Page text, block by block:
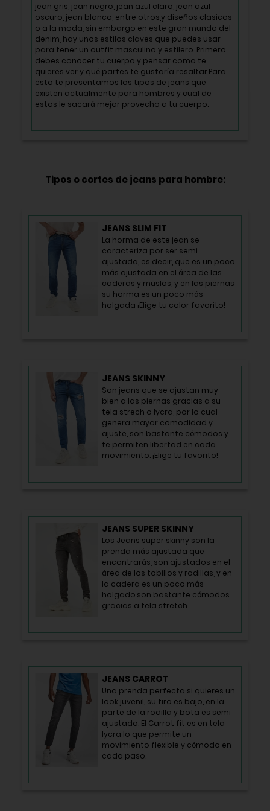
jean gris, jean negro, jean azul claro, jean azul
oscuro, jean blanco, entre otros,y diseños clasicos
o a la moda, sin embargo en este gran mundo del
denim, hay unos estilos claves que puedes usar
para tener un outfit masculino y estilero. Primero
debes conocer tu cuerpo y pensar como te
quieres ver y qué partes te gustaría resaltar.Para
esto te presentamos los tipos de jeans que
existen actualmente para hombres y cual de
estos le sacará mejor provecho a tu cuerpo.
Tipos o cortes de jeans para hombre:
JEANS SLIM FIT
La horma de este jean se
caracteriza por ser semi
ajustada, es decir, que es un poco
más ajustada en el área de las
caderas y muslos, y en las piernas
su horma es un poco más
holgada ¡Elige tu color favorito!
JEANS SKINNY
Son jeans que se ajustan muy
bien a las piernas gracias a su
tela strech o lycra, por lo cual
genera mayor comodidad y
ajuste, son bastante cómodos y
te permiten libertad en cada
movimiento. ¡Elige tu favorito!
JEANS SUPER SKINNY
Los Jeans super skinny son la
prenda más ajustada que
encontrarás, son ajustados en el
área de los tobillos y rodillas, y en
la cadera es un poco más
holgado.son bastante cómodos
gracias a tela stretch.
JEANS CARROT
Una prenda perfecta si quieres un
look juvenil, su tiro es bajo, en la
parte de la rodilla y bota es semi
ajustado. El Carrot fit es en tela
lycra lo que permite un
movimiento flexible y cómodo en
cada paso.